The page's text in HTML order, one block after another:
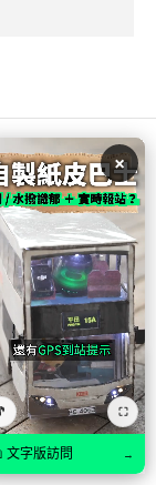
89
耳式監聽
人聲利器
MDR-7506 到
舞台製作者與創
×
⛶
文字版訪問 →